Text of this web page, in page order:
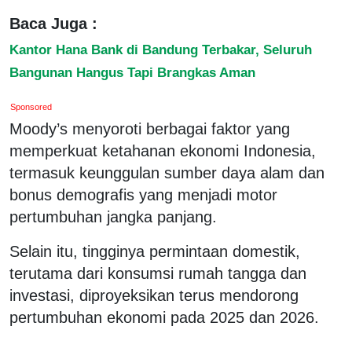
Baca Juga :
Kantor Hana Bank di Bandung Terbakar, Seluruh
Bangunan Hangus Tapi Brangkas Aman
Sponsored
Moody’s menyoroti berbagai faktor yang
memperkuat ketahanan ekonomi Indonesia,
termasuk keunggulan sumber daya alam dan
bonus demografis yang menjadi motor
pertumbuhan jangka panjang.
Selain itu, tingginya permintaan domestik,
terutama dari konsumsi rumah tangga dan
investasi, diproyeksikan terus mendorong
pertumbuhan ekonomi pada 2025 dan 2026.